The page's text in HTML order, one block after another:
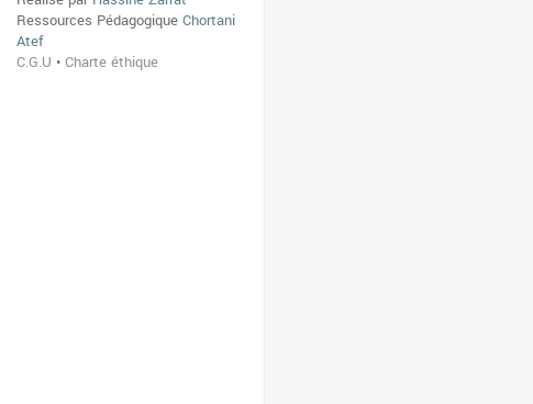
Ressources PédagogiqueChortani
Atef
C.G.U •Charte éthique